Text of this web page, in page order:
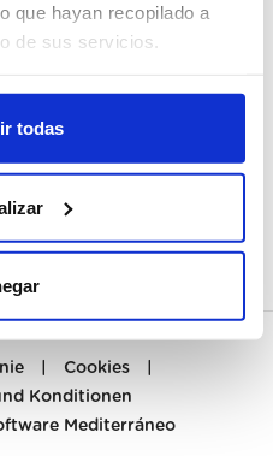
que hayan recopilado a
de sus servicios.
todas
Cookies
Konditionen
Mediterráneo